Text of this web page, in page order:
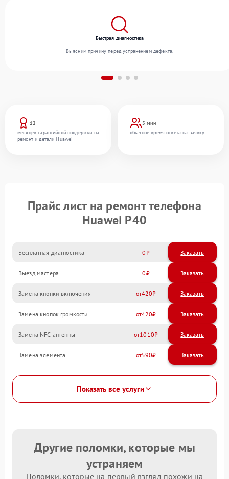
12
месяцев гарантийной поддержки на
ремонт и детали Huawei
5 мин
обычное время ответа на заявку
Быстрая диагностика
Выясним причину перед устранением дефекта.
Прайс лист на ремонт телефона
Huawei P40
Бесплатная диагностика 0 Заказать
Выезд мастера 0 Заказать
Замена кнопки включения 420
Замена кнопок громкости 420
Замена NFC антенны 1010
Замена элемента 590
Показать все услуги
Другие поломки, которые мы
устраняем
Поломки, которые на первый взгляд похожи на